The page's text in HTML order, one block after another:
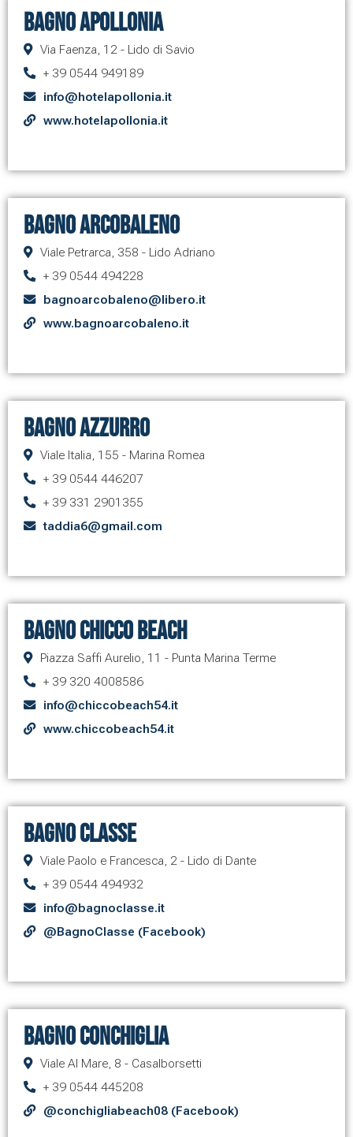
Bagno Apollonia
Via Faenza, 12 - Lido di Savio
+ 39 0544 949189
info@hotelapollonia.it
www.hotelapollonia.it
Bagno Arcobaleno
Viale Petrarca, 358 - Lido Adriano
+ 39 0544 494228
bagnoarcobaleno@libero.it
www.bagnoarcobaleno.it
Bagno Azzurro
Viale Italia, 155 - Marina Romea
+ 39 0544 446207
+ 39 331 2901355
taddia6@gmail.com
Bagno Chicco Beach
Piazza Saffi Aurelio, 11 - Punta Marina Terme
+ 39 320 4008586
info@chiccobeach54.it
www.chiccobeach54.it
Bagno Classe
Viale Paolo e Francesca, 2 - Lido di Dante
+ 39 0544 494932
info@bagnoclasse.it
@BagnoClasse (Facebook)
Bagno Conchiglia
Viale Al Mare, 8 - Casalborsetti
+ 39 0544 445208
@conchigliabeach08 (Facebook)